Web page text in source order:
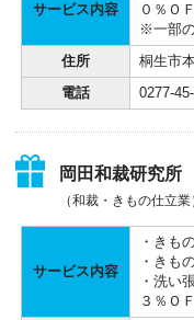
サービス内容
０％Ｏ
※一部
住所 桐生市
電話 0277-
岡田和裁研究所
（和裁・きもの仕立業
サービス内容
・きも
・きも
・洗い
３％Ｏ